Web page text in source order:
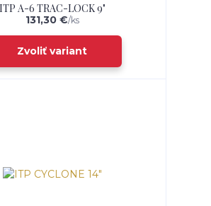
ITP A-6 TRAC-LOCK 9"
131,30 €/ks
Zvoliť variant